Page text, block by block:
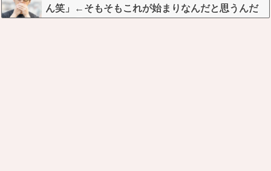
ん笑」←そもそもこれが始まりなんだと思うんだ